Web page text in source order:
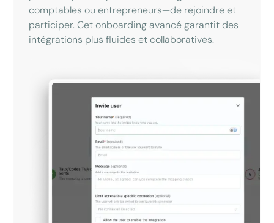
comptables ou entrepreneurs—de rejoindre et
participer. Cet onboarding avancé garantit des
intégrations plus fluides et collaboratives.